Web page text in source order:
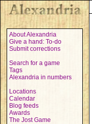
About Alexandria
Give a hand: To-do
Submit corrections
Search for a game
Tags
Alexandria in numbers
Locations
Calendar
Blog feeds
Awards
The Jost Game